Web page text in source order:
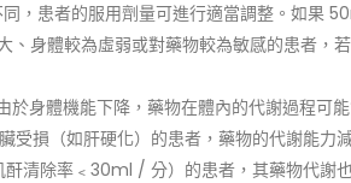
，患者的服用劑量可進行適當調整。如果
、身體較為虛弱或對藥物較為敏感的患者，
於身體機能下降，藥物在體內的代謝過程可
受損（如肝硬化）的患者，藥物的代謝能力
清除率﹤30ml / 分）的患者，其藥物代謝